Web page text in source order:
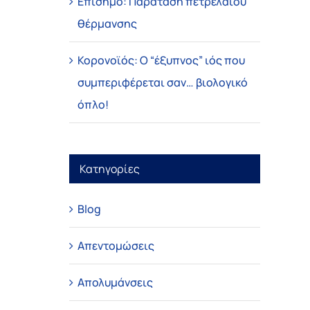
θέρμανσης
Κορονοϊός: Ο “έξυπνος” ιός που
συμπεριφέρεται σαν… βιολογικό
όπλο!
Κατηγορίες
Blog
Απεντομώσεις
Απολυμάνσεις